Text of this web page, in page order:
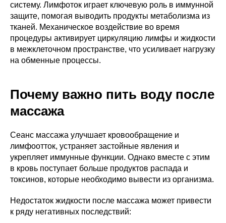
систему. Лимфоток играет ключевую роль в иммунной
защите, помогая выводить продукты метаболизма из
тканей. Механическое воздействие во время
процедуры активирует циркуляцию лимфы и жидкости
в межклеточном пространстве, что усиливает нагрузку
на обменные процессы.
Почему важно пить воду после
массажа
Сеанс массажа улучшает кровообращение и
лимфоотток, устраняет застойные явления и
укрепляет иммунные функции. Однако вместе с этим
в кровь поступает больше продуктов распада и
токсинов, которые необходимо вывести из организма.
Недостаток жидкости после массажа может привести
к ряду негативных последствий: